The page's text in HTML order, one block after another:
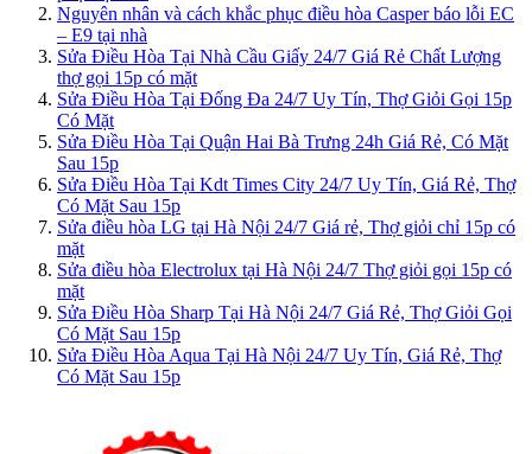
Nguyên nhân và cách khắc phục điều hòa Casper báo lỗi EC
– E9 tại nhà
Sửa Điều Hòa Tại Nhà Cầu Giấy 24/7 Giá Rẻ Chất Lượng
thợ gọi 15p có mặt
Sửa Điều Hòa Tại Đống Đa 24/7 Uy Tín, Thợ Giỏi Gọi 15p
Có Mặt
Sửa Điều Hòa Tại Quận Hai Bà Trưng 24h Giá Rẻ, Có Mặt
Sau 15p
Sửa Điều Hòa Tại Kdt Times City 24/7 Uy Tín, Giá Rẻ, Thợ
Có Mặt Sau 15p
Sửa điều hòa LG tại Hà Nội 24/7 Giá rẻ, Thợ giỏi chỉ 15p có
mặt
Sửa điều hòa Electrolux tại Hà Nội 24/7 Thợ giỏi gọi 15p có
mặt
Sửa Điều Hòa Sharp Tại Hà Nội 24/7 Giá Rẻ, Thợ Giỏi Gọi
Có Mặt Sau 15p
Sửa Điều Hòa Aqua Tại Hà Nội 24/7 Uy Tín, Giá Rẻ, Thợ
Có Mặt Sau 15p